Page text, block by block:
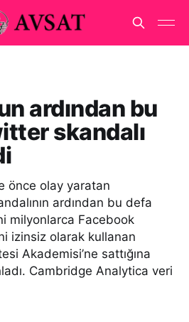
ardından bu
skandalı
önce olay yaratan
ardından bu defa
milyonlarca Facebook
izinsiz olarak kullanan
Akademisi’ne sattığına
Cambridge Analytica veri